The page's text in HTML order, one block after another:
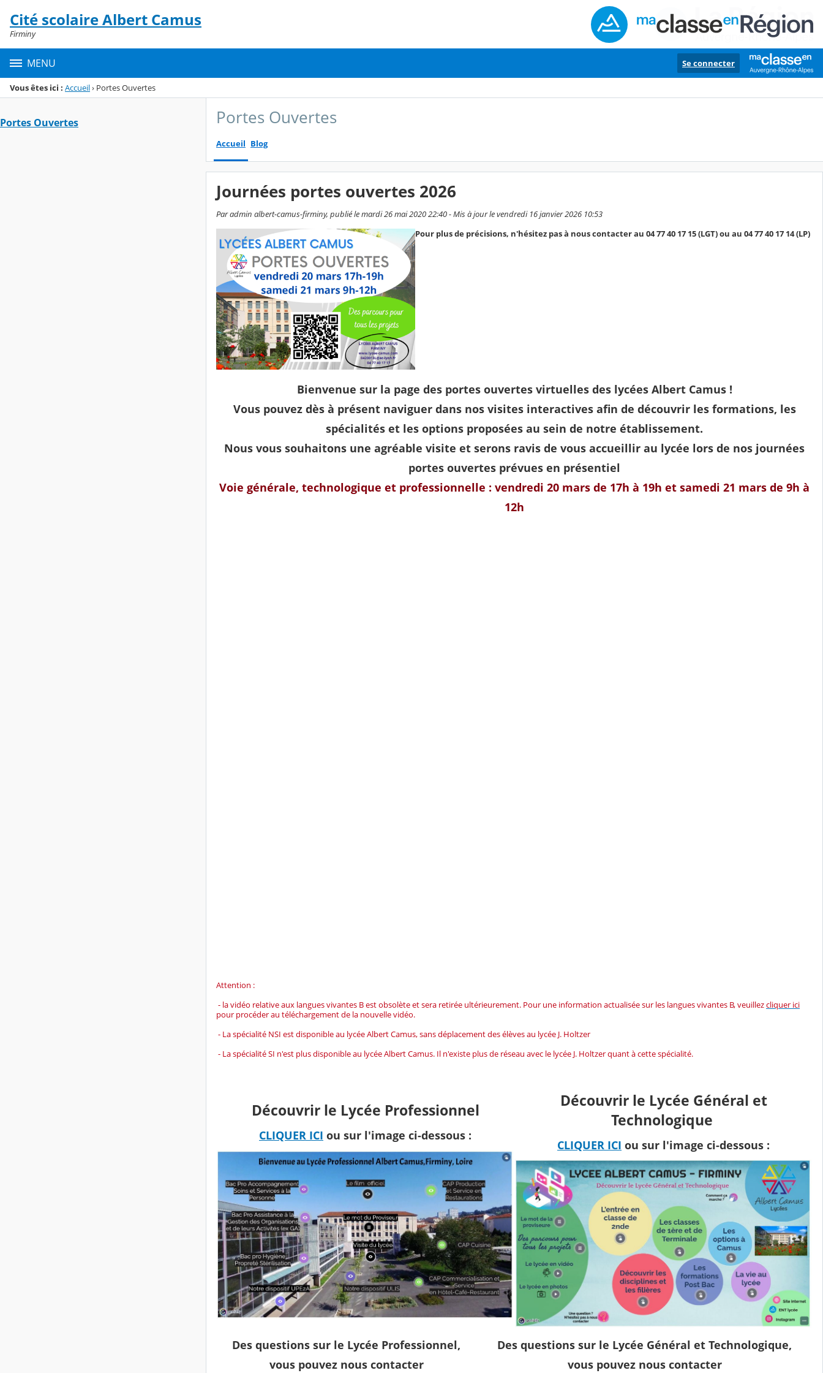
Menu de la rubrique
Contenu
Cité scolaire Albert Camus
Firminy
MENU Se connecter
Vous êtes ici : Accueil› Portes Ouvertes
Portes Ouvertes Portes Ouvertes
Accueil Blog
Journées portes ouvertes 2026
Par admin albert-camus-firminy, publié le mardi 26 mai 2020 22:40 - Mis à jour le vendredi 16 janvier 2026 10:53
Pour plus de précisions, n'hésitez pas à nous contacter au 04 77 40 17 15 (LGT) ou au 04 77 40 17 14 (LP)
Bienvenue sur la page des portes ouvertes virtuelles des lycées Albert Camus !
Vous pouvez dès à présent naviguer dans nos visites interactives afin de découvrir les formations, les
spécialités et les options proposées au sein de notre établissement.
Nous vous souhaitons une agréable visite et serons ravis de vous accueillir au lycée lors de nos journées
portes ouvertes prévues en présentiel
Voie générale, technologique et professionnelle : vendredi 20 mars de 17h à 19h et samedi 21 mars de 9h à
12h
Attention :
- la vidéo relative aux langues vivantes B est obsolète et sera retirée ultérieurement. Pour une information actualisée sur les langues vivantes B, veuillezcliquer ici
pour procéder au téléchargement de la nouvelle vidéo.
- La spécialité NSI est disponible au lycée Albert Camus, sans déplacement des élèves au lycée J. Holtzer
- La spécialité SI n'est plus disponible au lycée Albert Camus. Il n'existe plus de réseau avec le lycée J. Holtzer quant à cette spécialité.
Découvrir le Lycée Professionnel
CLIQUER ICI ou sur l'image ci-dessous :
Découvrir le Lycée Général et
Technologique
CLIQUER ICI ou sur l'image ci-dessous :
Des questions sur le Lycée Professionnel,
vous pouvez nous contacter
Des questions sur le Lycée Général et Technologique,
vous pouvez nous contacter